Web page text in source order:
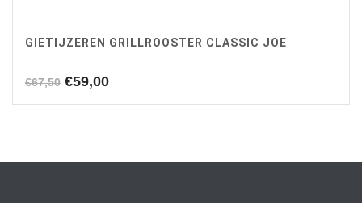
GIETIJZEREN GRILLROOSTER CLASSIC JOE
€67,50 Oorspronkelijke
€59,00Huidige